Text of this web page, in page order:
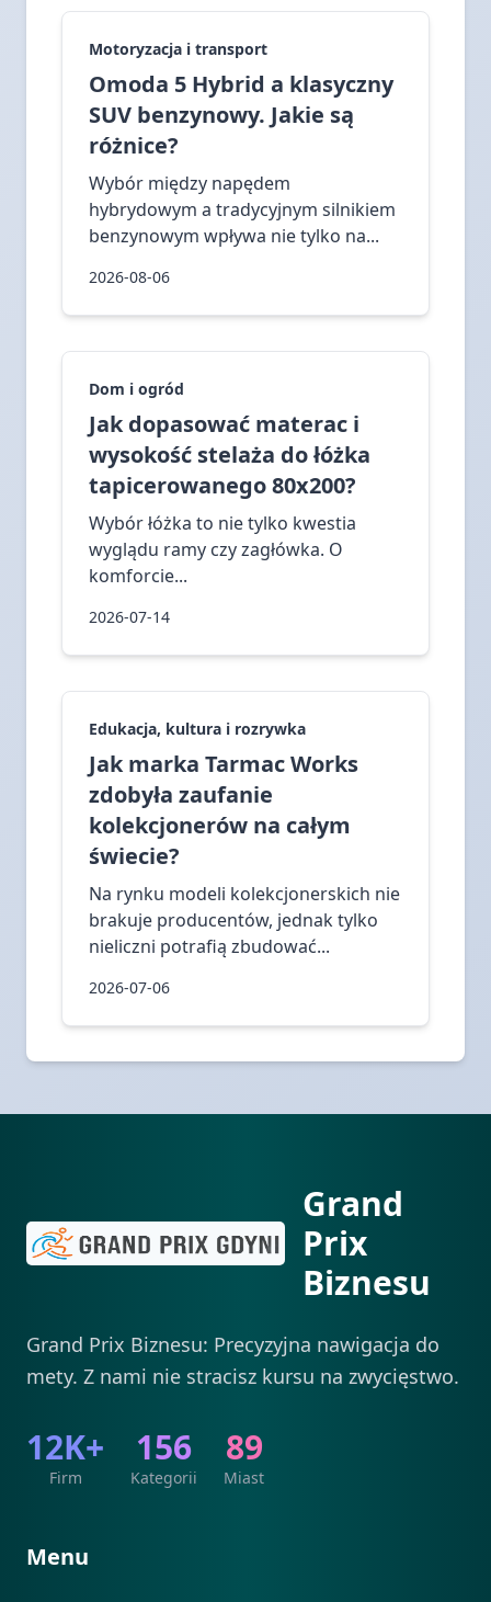
Motoryzacja i transport
Omoda 5 Hybrid a klasyczny
SUV benzynowy. Jakie są
różnice?
Wybór między napędem
hybrydowym a tradycyjnym silnikiem
benzynowym wpływa nie tylko na...
2026-08-06
Dom i ogród
Jak dopasować materac i
wysokość stelaża do łóżka
tapicerowanego 80x200?
Wybór łóżka to nie tylko kwestia
wyglądu ramy czy zagłówka. O
komforcie...
2026-07-14
Edukacja, kultura i rozrywka
Jak marka Tarmac Works
zdobyła zaufanie
kolekcjonerów na całym
świecie?
Na rynku modeli kolekcjonerskich nie
brakuje producentów, jednak tylko
nieliczni potrafią zbudować...
2026-07-06
Grand
Prix
Biznesu
Grand Prix Biznesu: Precyzyjna nawigacja do
mety. Z nami nie stracisz kursu na zwycięstwo.
12K+
Firm
156
Kategorii
89
Miast
Menu